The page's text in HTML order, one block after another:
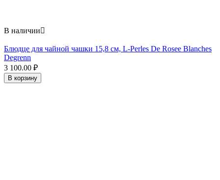
В наличии
Блюдце для чайной чашки 15,8 см, L-Perles De Rosee Blanches
Degrenn
3 100.00 ₽
В корзину